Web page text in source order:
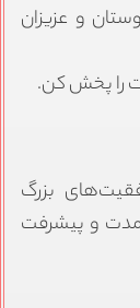
و عزیزان
را پخش کن.
بزرگ
و پیشرفت